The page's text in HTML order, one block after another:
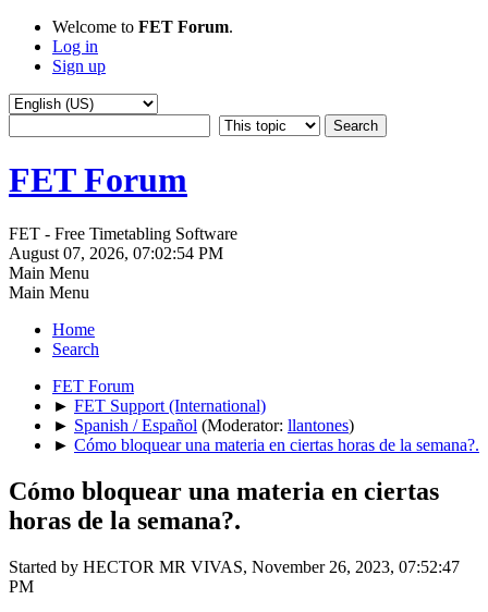
Welcome to FET Forum.
Log in
Sign up
FET Forum
FET - Free Timetabling Software
August 07, 2026, 07:02:54 PM
Main Menu
Main Menu
Home
Search
FET Forum
► FET Support (International)
► Spanish / Español (Moderator: llantones)
► Cómo bloquear una materia en ciertas horas de la semana?.
Cómo bloquear una materia en ciertas
horas de la semana?.
Started by HECTOR MR VIVAS, November 26, 2023, 07:52:47
PM